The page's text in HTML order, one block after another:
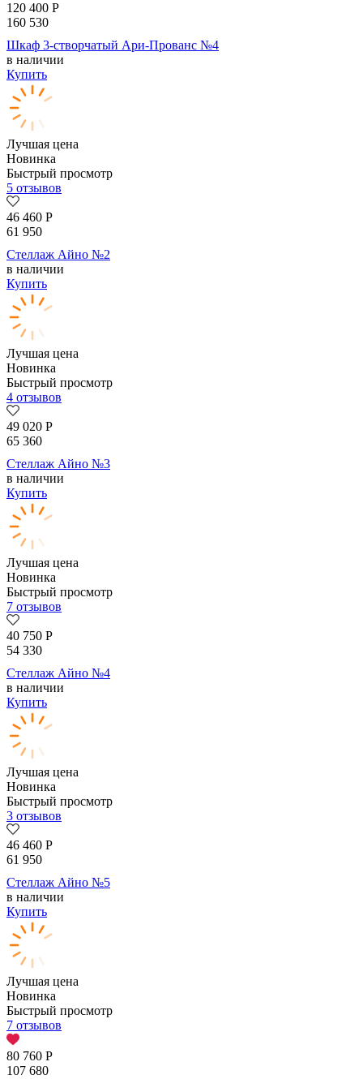
120 400 Р
160 530
Шкаф 3-створчатый Ари-Прованс №4
в наличии
Купить
Лучшая цена
Новинка
Быстрый просмотр
5 отзывов
46 460 Р
61 950
Стеллаж Айно №2
в наличии
Купить
Лучшая цена
Новинка
Быстрый просмотр
4 отзывов
49 020 Р
65 360
Стеллаж Айно №3
в наличии
Купить
Лучшая цена
Новинка
Быстрый просмотр
7 отзывов
40 750 Р
54 330
Стеллаж Айно №4
в наличии
Купить
Лучшая цена
Новинка
Быстрый просмотр
3 отзывов
46 460 Р
61 950
Стеллаж Айно №5
в наличии
Купить
Лучшая цена
Новинка
Быстрый просмотр
7 отзывов
80 760 Р
107 680